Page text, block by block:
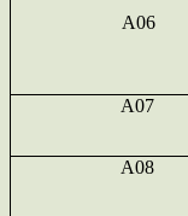
A06
A07
A08